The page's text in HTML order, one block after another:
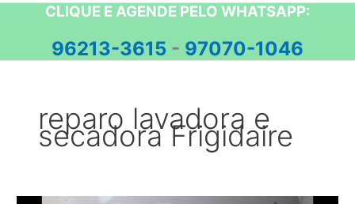
CLIQUE E AGENDE PELO WHATSAPP:
96213-3615 - 97070-1046
reparo lavadora e
secadora Frigidaire